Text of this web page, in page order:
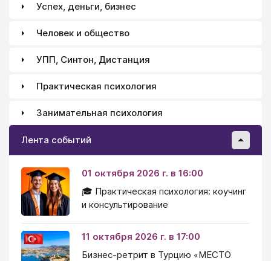
Успех, деньги, бизнес
Человек и общество
УПП, Синтон, Дистанция
Практическая психология
Занимательная психология
Лента событий
01 октября 2026 г. в 16:00
🎓 Практическая психология: коучинг
и консультирование
11 октября 2026 г. в 17:00
Бизнес-ретрит в Турцию «МЕСТО